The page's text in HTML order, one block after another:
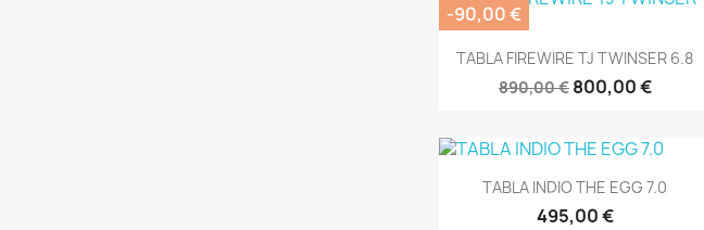
Vista rápida
TABLA FIREWIRE TJ TWINSER 6.8
890,00 € 800,00 €
-90,00 €
Vista rápida
TABLA INDIO THE EGG 7.0
495,00 €